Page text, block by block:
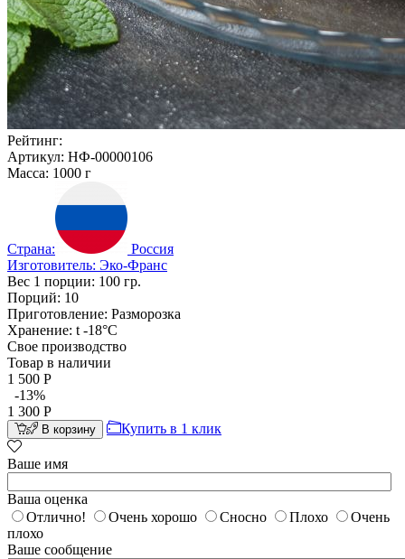
Рейтинг:
Артикул: НФ-00000106
Масса: 1000 г
Страна:
Россия
Изготовитель: Эко-Франс
Вес 1 порции: 100 гр.
Порций: 10
Приготовление: Разморозка
Хранение: t -18°С
Свое производство
Товар в наличии
1 500 Р
-13%
1 300 Р
В корзину Купить в 1 клик
Ваше имя
Ваша оценка
Отлично!
Очень хорошо Сносно Плохо
Очень
плохо
Ваше сообщение